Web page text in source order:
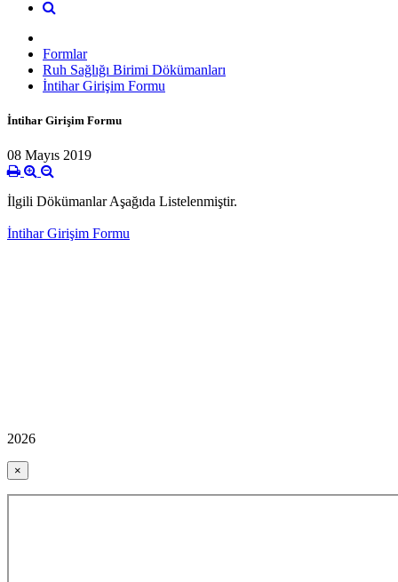
Formlar
Ruh Sağlığı Birimi Dökümanları
İntihar Girişim Formu
İntihar Girişim Formu
08 Mayıs 2019
İlgili Dökümanlar Aşağıda Listelenmiştir.
İntihar Girişim Formu
2026
×